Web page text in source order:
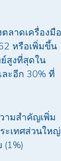
ลาดเครื่องมือ
หรือเพิ่มขึ้น
สูงที่สุดใน
ะอีก 30% ที่
ามสำคัญเพิ่ม
ะเทศส่วนใหญ่